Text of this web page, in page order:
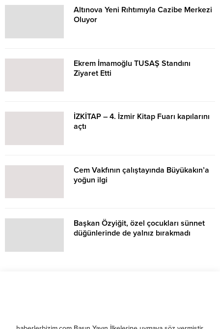
Altınova Yeni Rıhtımıyla Cazibe Merkezi
Oluyor
Ekrem İmamoğlu TUSAŞ Standını
Ziyaret Etti
İZKİTAP – 4. İzmir Kitap Fuarı kapılarını
açtı
Cem Vakfının çalıştayında Büyükakın’a
yoğun ilgi
Başkan Özyiğit, özel çocukları sünnet
düğünlerinde de yalnız bırakmadı